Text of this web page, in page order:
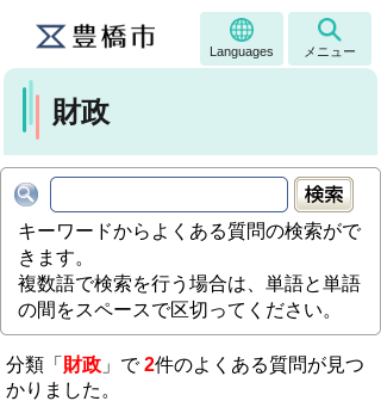
Languages メニュー
財政
キーワードからよくある質問の検索がで
きます。
複数語で検索を行う場合は、単語と単語
の間をスペースで区切ってください。
分類「 財政 」で2件のよくある質問が見つ
かりました。